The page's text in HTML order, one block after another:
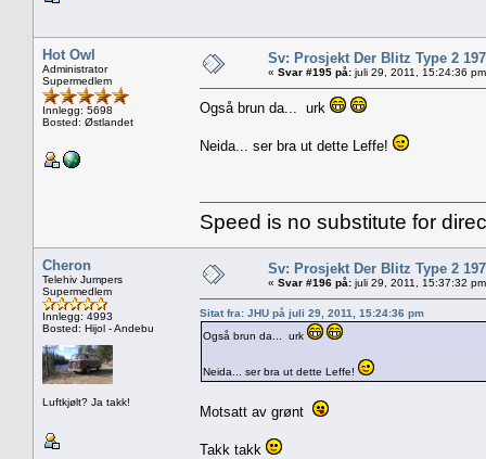
Hot Owl
Administrator
Supermedlem
Innlegg: 5698
Bosted: Østlandet
Sv: Prosjekt Der Blitz Type 2
« Svar #195 på: juli 29, 2011, 15:24:36
Også brun da... urk
Neida... ser bra ut dette Leffe!
Speed is no substitute for
Cheron
Telehiv Jumpers
Supermedlem
Innlegg: 4993
Bosted: Hijol - Andebu
Luftkjølt? Ja takk!
Sv: Prosjekt Der Blitz Type 2
« Svar #196 på: juli 29, 2011, 15:37:32
Sitat fra: JHU på juli 29, 2011, 15:24:36 pm
Også brun da... urk
Neida... ser bra ut dette Leffe!
Motsatt av grønt
Takk takk